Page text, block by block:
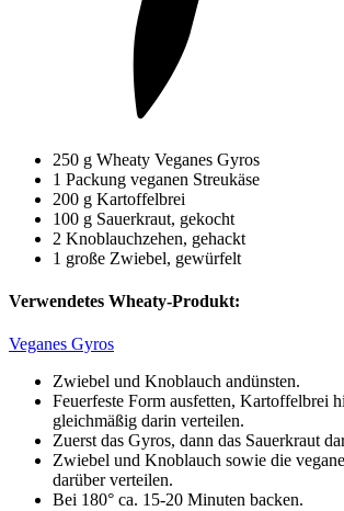
250 g Wheaty Veganes Gyros
1 Packung veganen Streukäse
200 g Kartoffelbrei
100 g Sauerkraut, gekocht
2 Knoblauchzehen, gehackt
1 große Zwiebel, gewürfelt
Verwendetes Wheaty-Produkt:
Veganes Gyros
Zwiebel und Knoblauch andünsten.
Feuerfeste Form ausfetten, Kartoffelbrei
gleichmäßig darin verteilen.
Zuerst das Gyros, dann das Sauerkraut
Zwiebel und Knoblauch sowie die
darüber verteilen.
Bei 180° ca. 15-20 Minuten backen.